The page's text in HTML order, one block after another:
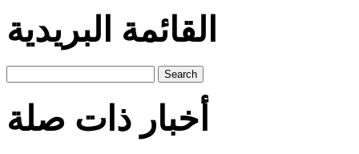
القائمة البريدية
Search
أخبار ذات صلة